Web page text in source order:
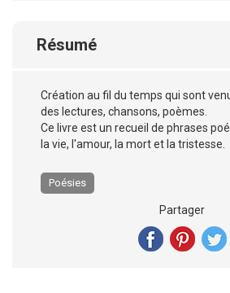
Résumé
Création au fil du temps qui sont
des lectures, chansons, poèmes.
Ce livre est un recueil de phrases
la vie, l'amour, la mort et la tristesse.
Poésies
Partager